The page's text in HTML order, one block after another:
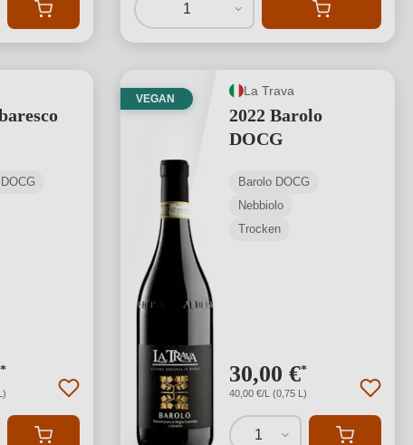
1
*
VEGAN
La Trava
2022 Barolo
DOCG
Barolo DOCG
Nebbiolo
Trocken
30,00 €*
40,00 €/L (0,75 L)
1